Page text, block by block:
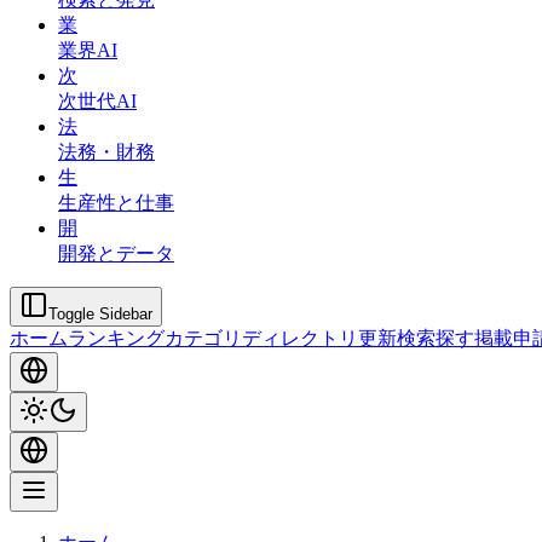
業
業界AI
次
次世代AI
法
法務・財務
生
生産性と仕事
開
開発とデータ
Toggle Sidebar
ホームランキングカテゴリ ディレクトリ 更新検索探す掲載申